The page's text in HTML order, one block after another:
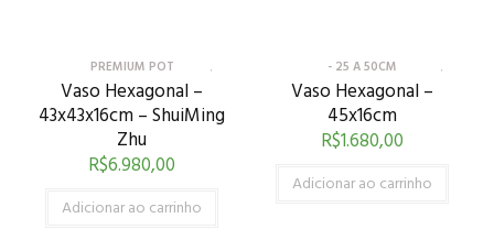
PREMIUM POT
Vaso Hexagonal –
43x43x16cm – ShuiMing
Zhu
R$6.980,00
Adicionar ao carrinho
- 25 A 50CM
Vaso Hexagonal –
45x16cm
R$1.680,00
Adicionar ao carrinho